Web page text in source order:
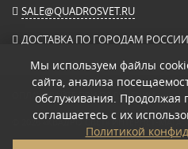
SALE@QUADROSVET.RU
ДОСТАВКА ПО ГОРОДАМ РОССИИ
ОПЛАЧИВАЙТЕ ПРИ ПОЛУЧЕНИИ
© 2026«КВАДРО СВЕТ» ИНТЕРНЕТ-
ПОЛИТИКА КОНФИДЕНЦИАЛЬНОСТИ
Мы используем файлы
сайта, анализа
обслуживания. Продолжая
соглашаетесь с их
Политикой